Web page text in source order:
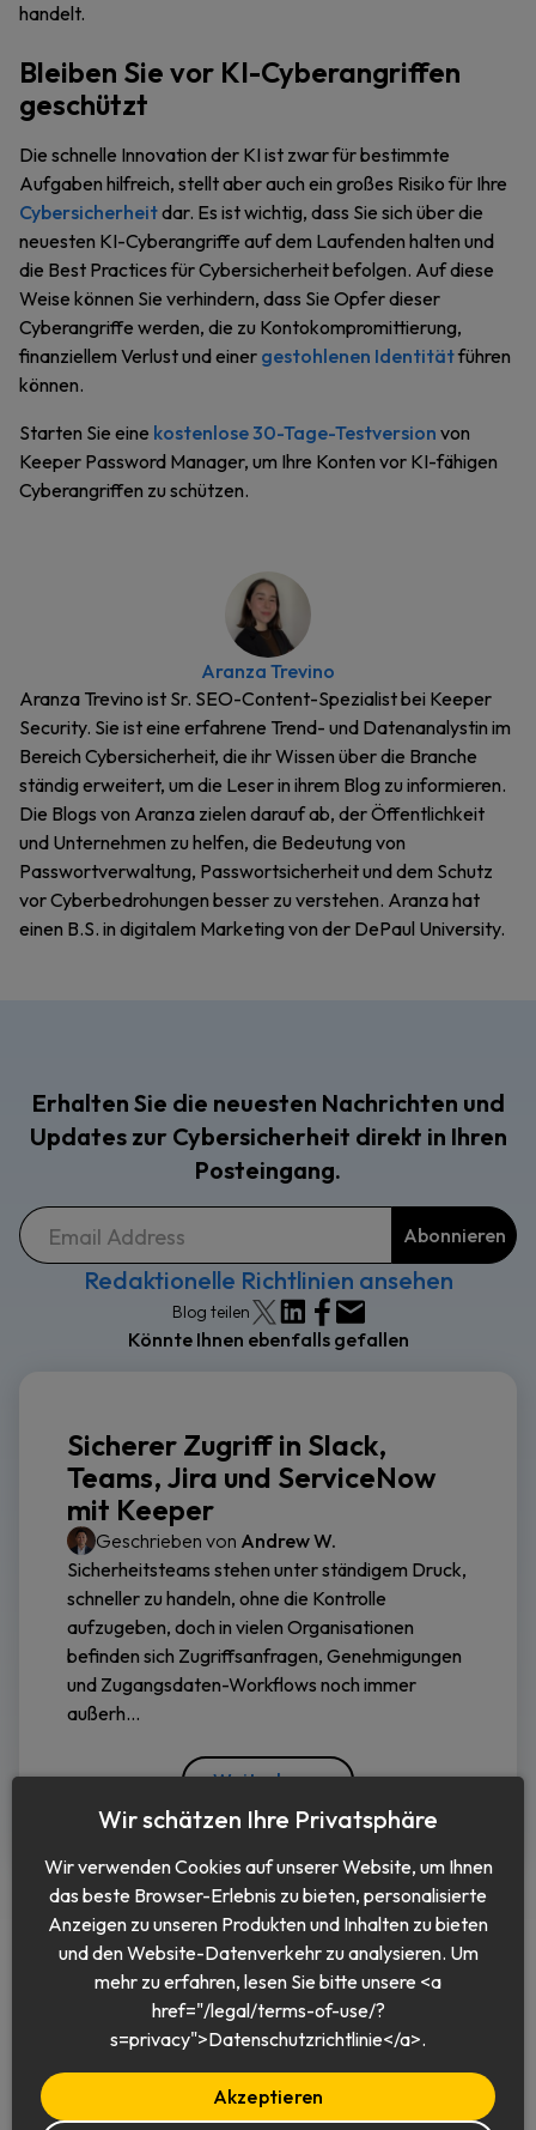
handelt.
Bleiben Sie vor KI-Cyberangriffen
geschützt
Die schnelle Innovation der KI ist zwar für bestimmte
Aufgaben hilfreich, stellt aber auch ein großes Risiko für Ihre
Cybersicherheitdar. Es ist wichtig, dass Sie sich über die
neuesten KI-Cyberangriffe auf dem Laufenden halten und
die Best Practices für Cybersicherheit befolgen. Auf diese
Weise können Sie verhindern, dass Sie Opfer dieser
Cyberangriffe werden, die zu Kontokompromittierung,
finanziellem Verlust und einer gestohlenen Identitätführen
können.
Starten Sie eine kostenlose 30-Tage-Testversion von
Keeper Password Manager, um Ihre Konten vor KI-fähigen
Cyberangriffen zu schützen.
Aranza Trevino
Aranza Trevino ist Sr. SEO-Content-Spezialist bei Keeper
Security. Sie ist eine erfahrene Trend- und Datenanalystin im
Bereich Cybersicherheit, die ihr Wissen über die Branche
ständig erweitert, um die Leser in ihrem Blog zu informieren.
Die Blogs von Aranza zielen darauf ab, der Öffentlichkeit
und Unternehmen zu helfen, die Bedeutung von
Passwortverwaltung, Passwortsicherheit und dem Schutz
vor Cyberbedrohungen besser zu verstehen. Aranza hat
einen B.S. in digitalem Marketing von der DePaul University.
Erhalten Sie die neuesten Nachrichten und
Updates zur Cybersicherheit direkt in Ihren
Posteingang.
Redaktionelle Richtlinien ansehen
Blog teilen
Könnte Ihnen ebenfalls gefallen
Sicherer Zugriff in Slack,
Teams, Jira und ServiceNow
mit Keeper
Geschrieben von Andrew W.
Sicherheitsteams stehen unter ständigem Druck,
schneller zu handeln, ohne die Kontrolle
aufzugeben, doch in vielen Organisationen
befinden sich Zugriffsanfragen, Genehmigungen
und Zugangsdaten-Workflows noch immer
außerh...
Weiterlesen
Deutsch
Wir schätzen Ihre Privatsphäre
Wir verwenden Cookies auf unserer Website, um Ihnen
das beste Browser-Erlebnis zu bieten, personalisierte
Anzeigen zu unseren Produkten und Inhalten zu bieten
und den Website-Datenverkehr zu analysieren. Um
mehr zu erfahren, lesen Sie bitte unsere <a
href="/legal/terms-of-use/?
s=privacy">Datenschutzrichtlinie</a>.
Akzeptieren